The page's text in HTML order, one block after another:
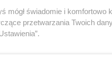
mógł świadomie i
przetwarzania Twoich